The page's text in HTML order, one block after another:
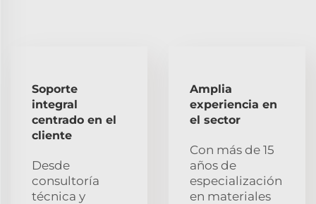
Soporte
integral
centrado en el
cliente
Desde
consultoría
técnica y
Amplia
experiencia en
el sector
Con más de 15
años de
especialización
en materiales